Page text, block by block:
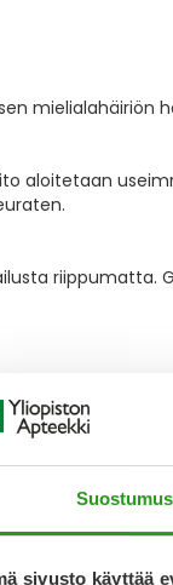
Suostumus
sivusto käyttää
mielialahäiriön
aloitetaan
riippumatta.